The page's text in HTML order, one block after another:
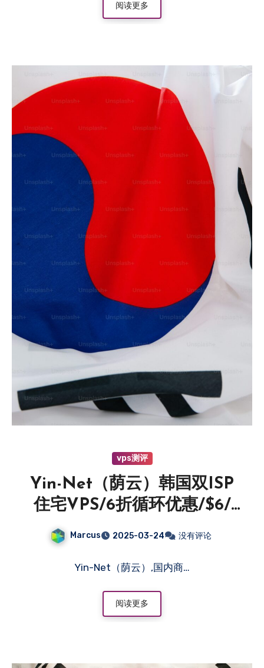
阅读更多
vps测评
Yin-Net（荫云）韩国双ISP
住宅VPS/6折循环优惠/$6/
SSD/100Mbps@1T流量
Marcus 2025-03-24 没有评论
Yin-Net（荫云）,国内商…
阅读更多